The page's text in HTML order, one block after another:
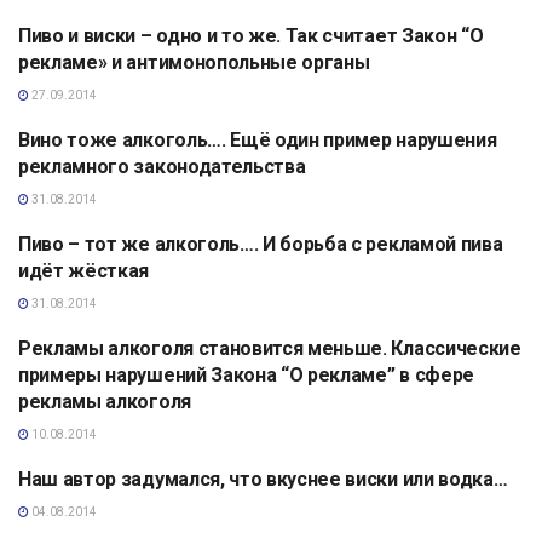
АНАЛИТИКА
Пиво и виски – одно и то же. Так считает Закон “О
рекламе» и антимонопольные органы
27.09.2014
АНАЛИТИКА
Вино тоже алкоголь…. Ещё один пример нарушения
рекламного законодательства
31.08.2014
АНАЛИТИКА
Пиво – тот же алкоголь…. И борьба с рекламой пива
идёт жёсткая
31.08.2014
АНАЛИТИКА
Рекламы алкоголя становится меньше. Классические
примеры нарушений Закона “О рекламе” в сфере
рекламы алкоголя
10.08.2014
АНАЛИТИКА
Наш автор задумался, что вкуснее виски или водка…
04.08.2014